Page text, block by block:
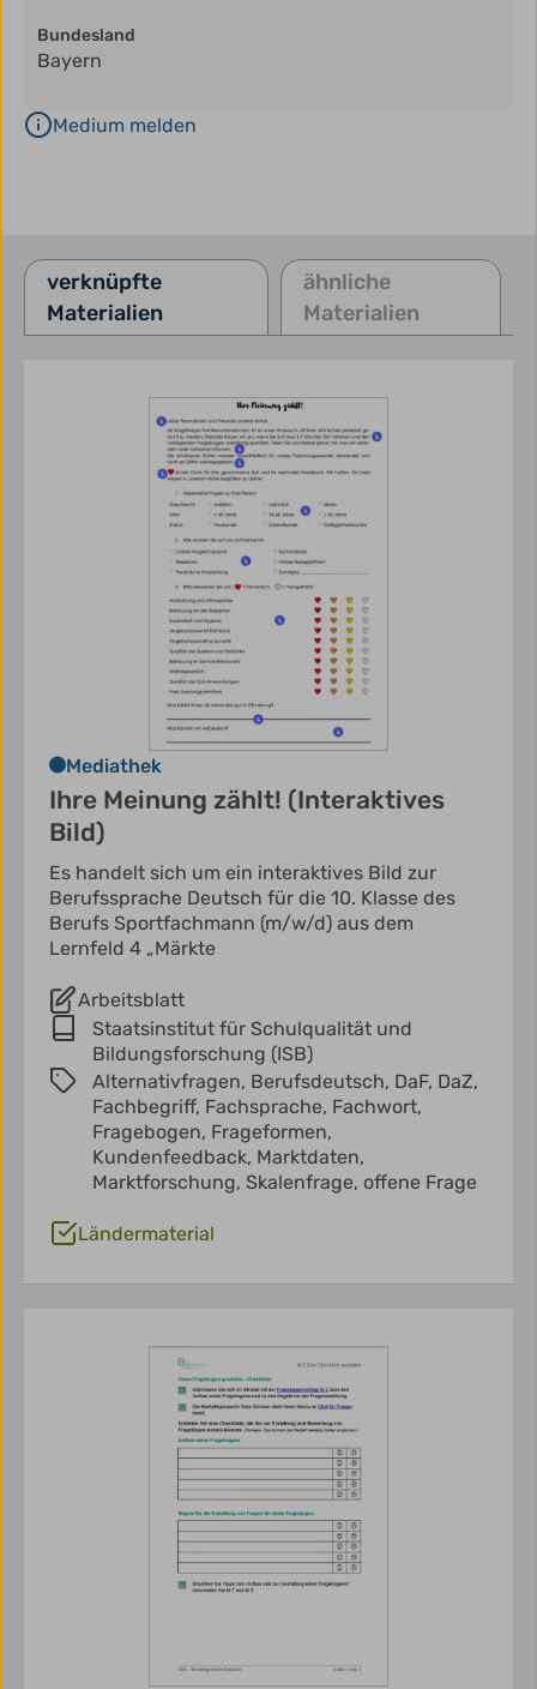
Bundesland
Bayern
Medium melden
verknüpfte
Materialien
ähnliche
Materialien
Mediathek
Ihre Meinung zählt! (Interaktives
Bild)
Es handelt sich um ein interaktives Bild zur
Berufssprache Deutsch für die 10. Klasse des
Berufs Sportfachmann (m/w/d) aus dem
Lernfeld 4 „Märkte
Arbeitsblatt
Staatsinstitut für Schulqualität und
Bildungsforschung (ISB)
Alternativfragen, Berufsdeutsch, DaF, DaZ,
Fachbegriff, Fachsprache, Fachwort,
Fragebogen, Frageformen,
Kundenfeedback, Marktdaten,
Marktforschung, Skalenfrage, offene Frage
Ländermaterial